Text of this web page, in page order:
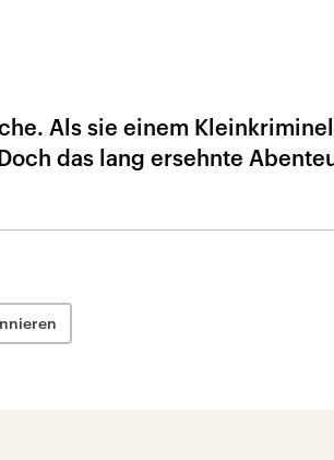
Als sie einem
das lang ersehnte